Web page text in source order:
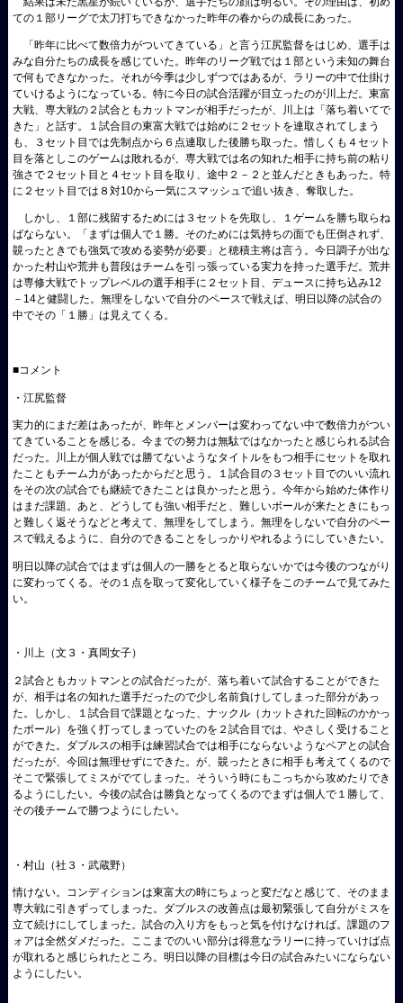
ての１部リーグで太刀打ちできなかった昨年の春からの成長にあった。
「昨年に比べて数倍力がついてきている」と言う江尻監督をはじめ、選手は
みな自分たちの成長を感じていた。昨年のリーグ戦では１部という未知の舞台
で何もできなかった。それが今季は少しずつではあるが、ラリーの中で仕掛け
ていけるようになっている。特に今日の試合活躍が目立ったのが川上だ。東富
大戦、専大戦の２試合ともカットマンが相手だったが、川上は「落ち着いてで
きた」と話す。１試合目の東富大戦では始めに２セットを連取されてしまう
も、３セット目では先制点から６点連取した後勝ち取った。惜しくも４セット
目を落としこのゲームは敗れるが、専大戦では名の知れた相手に持ち前の粘り
強さで２セット目と４セット目を取り、途中２－２と並んだときもあった。特
に２セット目では８対10から一気にスマッシュで追い抜き、奪取した。
しかし、１部に残留するためには３セットを先取し、１ゲームを勝ち取らね
ばならない。「まずは個人で１勝。そのためには気持ちの面でも圧倒されず、
竸ったときでも強気で攻める姿勢が必要」と穂積主将は言う。今日調子が出な
かった村山や荒井も普段はチームを引っ張っている実力を持った選手だ。荒井
は専修大戦でトップレベルの選手相手に２セット目、デュースに持ち込み12
－14と健闘した。無理をしないで自分のペースで戦えば、明日以降の試合の
中でその「１勝」は見えてくる。
■コメント
・江尻監督
実力的にまだ差はあったが、昨年とメンバーは変わってない中で数倍力がつい
てきていることを感じる。今までの努力は無駄ではなかったと感じられる試合
だった。川上が個人戦では勝てないようなタイトルをもつ相手にセットを取れ
たこともチーム力があったからだと思う。１試合目の３セット目でのいい流れ
をその次の試合でも継続できたことは良かったと思う。今年から始めた体作り
はまだ課題。あと、どうしても強い相手だと、難しいボールが来たときにもっ
と難しく返そうなどと考えて、無理をしてしまう。無理をしないで自分のペー
スで戦えるように、自分のできることをしっかりやれるようにしていきたい。
明日以降の試合ではまずは個人の一勝をとると取らないかでは今後のつながり
に変わってくる。その１点を取って変化していく様子をこのチームで見てみた
い。
・川上（文３・真岡女子）
２試合ともカットマンとの試合だったが、落ち着いて試合することができた
が、相手は名の知れた選手だったので少し名前負けしてしまった部分があっ
た。しかし、１試合目で課題となった、ナックル（カットされた回転のかかっ
たボール）を強く打ってしまっていたのを２試合目では、やさしく受けること
ができた。ダブルスの相手は練習試合では相手にならないようなペアとの試合
だったが、今回は無理せずにできた。が、竸ったときに相手も考えてくるので
そこで緊張してミスがでてしまった。そういう時にもこっちから攻めたりでき
るようにしたい。今後の試合は勝負となってくるのでまずは個人で１勝して、
その後チームで勝つようにしたい。
・村山（社３・武蔵野）
情けない。コンディションは東富大の時にちょっと変だなと感じて、そのまま
専大戦に引きずってしまった。ダブルスの改善点は最初緊張して自分がミスを
立て続けにしてしまった。試合の入り方をもっと気を付けなければ。課題のフ
ォアは全然ダメだった。ここまでのいい部分は得意なラリーに持っていけば点
が取れると感じられたところ。明日以降の目標は今日の試合みたいにならない
ようにしたい。